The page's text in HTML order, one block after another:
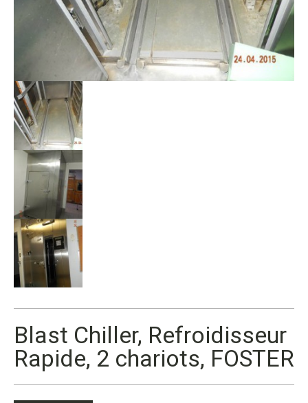
Blast Chiller, Refroidisseur
Rapide, 2 chariots, FOSTER